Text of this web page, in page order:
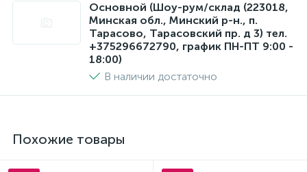
Основной (Шоу-рум/склад (223018,
Минская обл., Минский р-н., п.
Тарасово, Тарасовский пр. д 3) тел.
+375296672790, график ПН-ПТ 9:00 -
18:00)
В наличии достаточно
Похожие товары